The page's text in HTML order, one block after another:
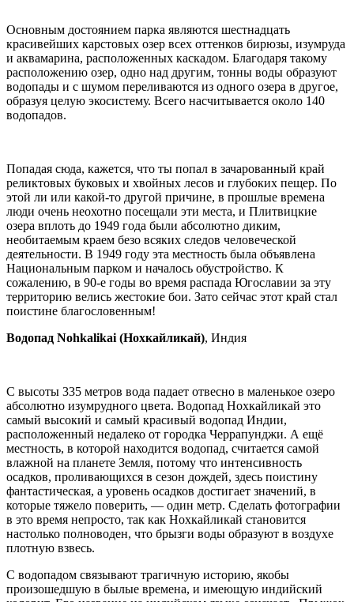
Основным достоянием парка являются шестнадцать
красивейших карстовых озер всех оттенков бирюзы, изумруда
и аквамарина, расположенных каскадом. Благодаря такому
расположению озер, одно над другим, тонны воды образуют
водопады и с шумом переливаются из одного озера в другое,
образуя целую экосистему. Всего насчитывается около 140
водопадов.
Попадая сюда, кажется, что ты попал в зачарованный край
реликтовых буковых и хвойных лесов и глубоких пещер. По
этой ли или какой-то другой причине, в прошлые времена
люди очень неохотно посещали эти места, и Плитвицкие
озера вплоть до 1949 года были абсолютно диким,
необитаемым краем безо всяких следов человеческой
деятельности. В 1949 году эта местность была объявлена
Национальным парком и началось обустройство. К
сожалению, в 90-е годы во время распада Югославии за эту
территорию велись жестокие бои. Зато сейчас этот край стал
поистине благословенным!
Водопад Nohkalikai (Нохкайликай), Индия
С высоты 335 метров вода падает отвесно в маленькое озеро
абсолютно изумрудного цвета. Водопад Нохкайликай это
самый высокий и самый красивый водопад Индии,
расположенный недалеко от городка Черрапунджи. А ещё
местность, в которой находится водопад, считается самой
влажной на планете Земля, потому что интенсивность
осадков, проливающихся в сезон дождей, здесь поистину
фантастическая, а уровень осадков достигает значений, в
которые тяжело поверить, — один метр. Сделать фотографии
в это время непросто, так как Нохкайликай становится
настолько полноводен, что брызги воды образуют в воздухе
плотную взвесь.
С водопадом связывают трагичную историю, якобы
произошедшую в былые времена, и имеющую индийский